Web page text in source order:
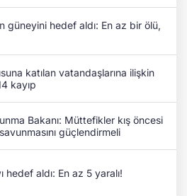
güneyini hedef aldı: En az bir ölü,
katılan vatandaşlarına ilişkin
kayıp
Bakanı: Müttefikler kış öncesi
güçlendirmeli
hedef aldı: En az 5 yaralı!